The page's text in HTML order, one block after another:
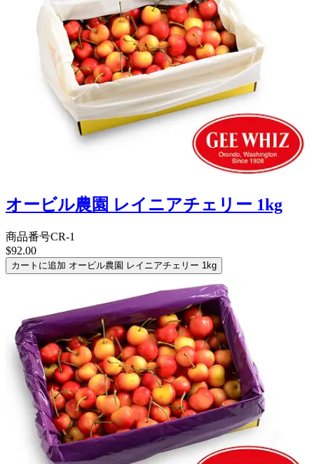
オービル農園 レイニアチェリー 1kg
商品番号CR-1
$92.00
カートに追加 オービル農園 レイニアチェリー 1kg